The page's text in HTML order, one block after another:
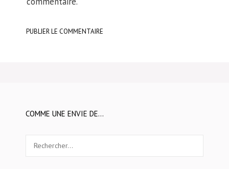
COMME UNE ENVIE DE…